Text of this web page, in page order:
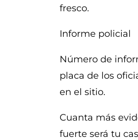
fresco.
Informe policial
Número de
placa de los
en el sitio.
Cuanta más
fuerte será tu